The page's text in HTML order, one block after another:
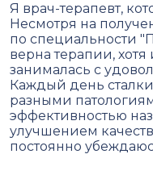
Я врач-терапевт,
Несмотря на
по специальности
верна терапии,
занималась с
Каждый день
разными
эффективностью
улучшением
постоянно